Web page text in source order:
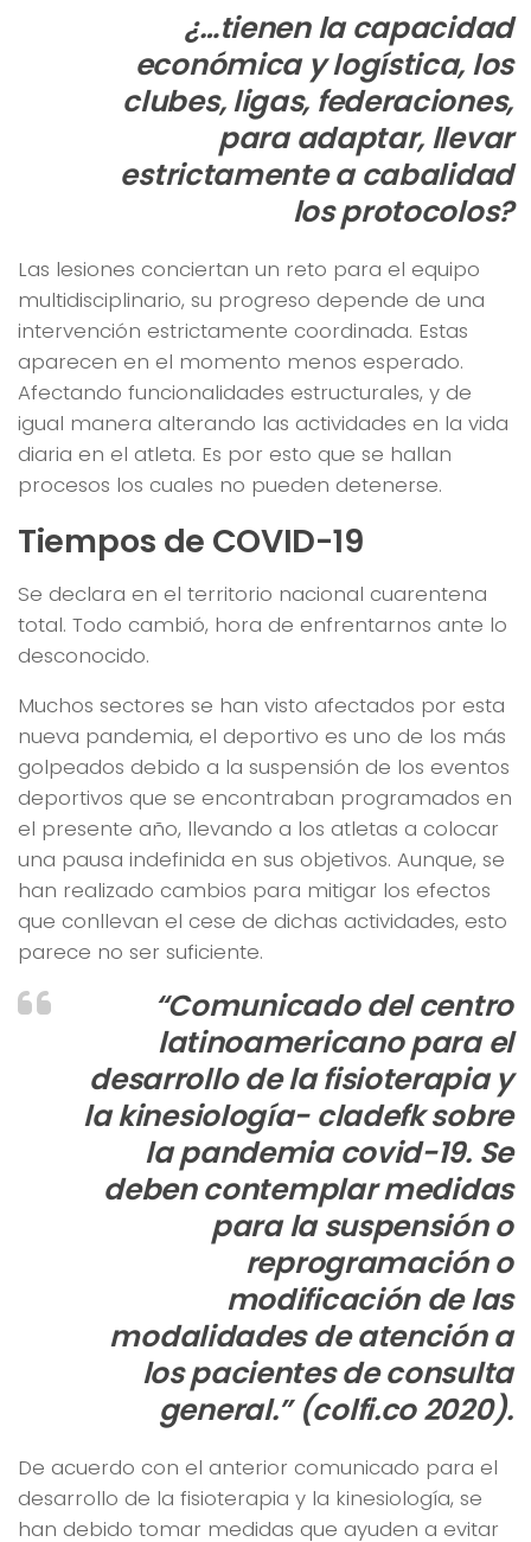
¿…tienen la capacidad
económica y logística, los
clubes, ligas, federaciones,
para adaptar, llevar
estrictamente a cabalidad
los protocolos?
Las lesiones conciertan un reto para el equipo
multidisciplinario, su progreso depende de una
intervención estrictamente coordinada. Estas
aparecen en el momento menos esperado.
Afectando funcionalidades estructurales, y de
igual manera alterando las actividades en la vida
diaria en el atleta. Es por esto que se hallan
procesos los cuales no pueden detenerse.
Tiempos de COVID-19
Se declara en el territorio nacional cuarentena
total. Todo cambió, hora de enfrentarnos ante lo
desconocido.
Muchos sectores se han visto afectados por esta
nueva pandemia, el deportivo es uno de los más
golpeados debido a la suspensión de los eventos
deportivos que se encontraban programados en
el presente año, llevando a los atletas a colocar
una pausa indefinida en sus objetivos. Aunque, se
han realizado cambios para mitigar los efectos
que conllevan el cese de dichas actividades, esto
parece no ser suficiente.
“Comunicado del centro
latinoamericano para el
desarrollo de la fisioterapia y
la kinesiología- cladefk sobre
la pandemia covid-19. Se
deben contemplar medidas
para la suspensión o
reprogramación o
modificación de las
modalidades de atención a
los pacientes de consulta
general.” (colfi.co 2020).
De acuerdo con el anterior comunicado para el
desarrollo de la fisioterapia y la kinesiología, se
han debido tomar medidas que ayuden a evitar